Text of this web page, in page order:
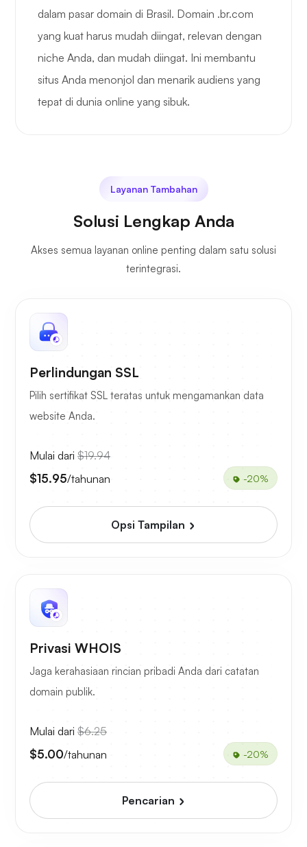
dalam pasar domain di Brasil. Domain .br.com
yang kuat harus mudah diingat, relevan dengan
niche Anda, dan mudah diingat. Ini membantu
situs Anda menonjol dan menarik audiens yang
tepat di dunia online yang sibuk.
Layanan Tambahan
Solusi Lengkap Anda
Akses semua layanan online penting dalam satu solusi
terintegrasi.
Perlindungan SSL
Pilih sertifikat SSL teratas untuk mengamankan data
website Anda.
Mulai dari $19.94
$15.95/tahunan -20%
Opsi Tampilan
Privasi WHOIS
Jaga kerahasiaan rincian pribadi Anda dari catatan
domain publik.
Mulai dari $6.25
$5.00/tahunan -20%
Pencarian